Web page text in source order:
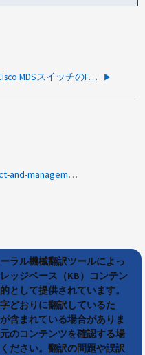
Cisco MDSスイッチのFabricSwitchPowerFail_Alert
product-categories:fabric-interconnect-and-management-switches
ラル機械翻訳ツールによっ
ッジベース（KB）コンテン
として提供されています。
どおりに翻訳しているた
含まれている場合がありま
のコンテンツを確認する場
ださい。翻訳の問題や誤訳